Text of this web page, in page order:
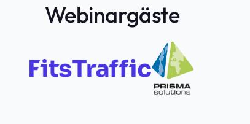
Webinargäste